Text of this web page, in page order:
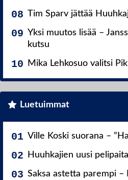
Tim Sparv jättää
Yksi muutos lisää –
kutsu
Mika Lehkosuo valitsi
Luetuimmat
Ville Koski suorana –
Huuhkajien uusi
Saksa astetta parempi –